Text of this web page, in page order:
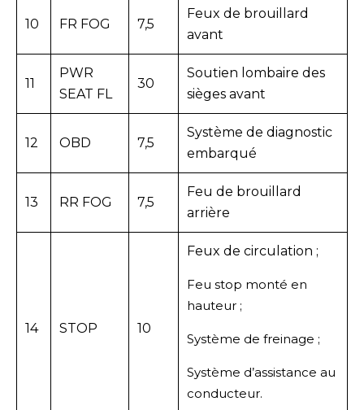
10 FR FOG 7,5
Feux de brouillard
avant
11
PWR
SEAT FL
30
Soutien lombaire des
sièges avant
12 OBD 7,5
Système de diagnostic
embarqué
13 RR FOG 7,5
Feu de brouillard
arrière
14 STOP 10
Feux de circulation ;
Feu stop monté en
hauteur ;
Système de freinage ;
Système d’assistance au
conducteur.